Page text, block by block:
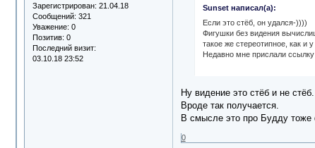
Зарегистрирован: 21.04.18
Сообщений: 321
Уважение: 0
Позитив: 0
Последний визит:
03.10.18 23:52
Sunset написал(а):
Если это стёб, он удался-))))
Фигушки без видения
такое же стереотипное, как и у
Недавно мне прислали
Ну видение это стёб и не стёб.
Вроде так получается.
В смысле это про Будду тоже
0